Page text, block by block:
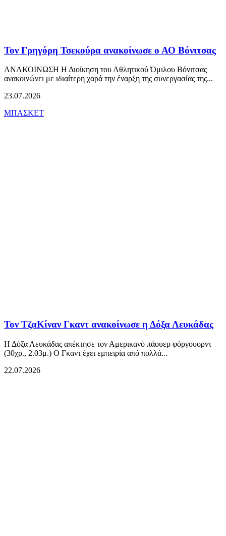
Τον Γρηγόρη Τσεκούρα ανακοίνωσε ο ΑΟ Βόνιτσας
ΑΝΑΚΟΙΝΩΣΗ Η Διοίκηση του Αθλητικού Όμιλου Βόνιτσας
ανακοινώνει με ιδιαίτερη χαρά την έναρξη της συνεργασίας της...
23.07.2026
ΜΠΑΣΚΕΤ
Τον ΤζαΚίναν Γκαντ ανακοίνωσε η Δόξα Λευκάδας
Η Δόξα Λευκάδας απέκτησε τον Αμερικανό πάουερ φόργουορντ
(30χρ., 2.03μ.) Ο Γκαντ έχει εμπειρία από πολλά...
22.07.2026